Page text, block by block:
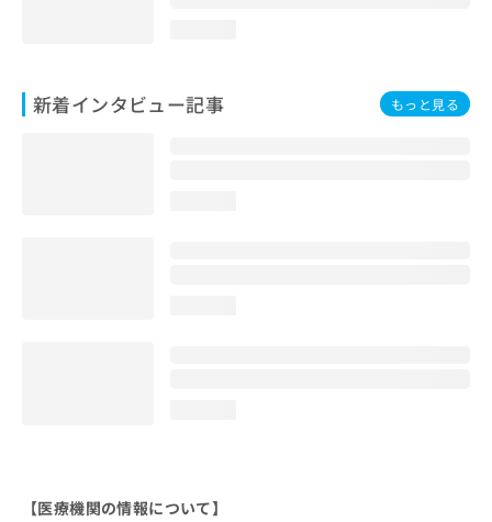
新着インタビュー記事 もっと見る
【医療機関の情報について】